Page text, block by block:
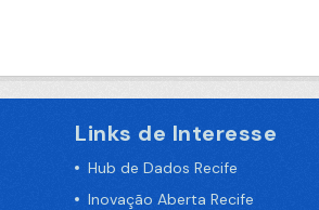
Links de Interesse
Hub de Dados Recife
Inovação Aberta Recife